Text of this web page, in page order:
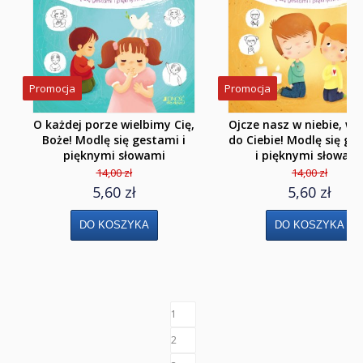
Klasa 1 liceum i technikum
Klasa 2 liceum i technikum
Klasa 3 liceum
Klasa 3/4 technikum
Klasa 4 liceum 5 technikum
Szkoła Branżowa I st.
Klasa 1
Klasa 2
Promocja
O każdej porze wielbimy Cię,
Boże! Modlę się gestami i
pięknymi słowami
14,00 zł
5,60 zł
Promocja
Ojcze nasz w niebie,
do Ciebie! Modlę się
i pięknymi słowami
14,00 zł
5,60 zł
1
2